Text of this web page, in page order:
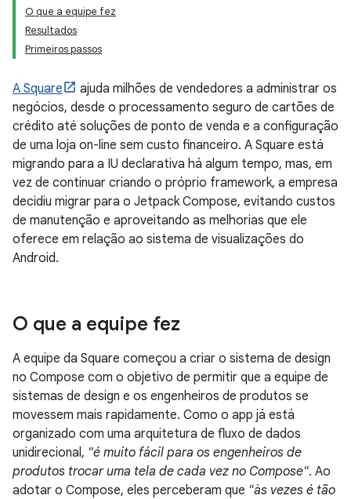
O que a equipe fez
Resultados
Primeiros passos
A Square
ajuda milhões de vendedores a administrar os
negócios, desde o processamento seguro de cartões de
crédito até soluções de ponto de venda e a configuração
de uma loja on-line sem custo financeiro. A Square está
migrando para a IU declarativa há algum tempo, mas, em
vez de continuar criando o próprio framework, a empresa
decidiu migrar para o Jetpack Compose, evitando custos
de manutenção e aproveitando as melhorias que ele
oferece em relação ao sistema de visualizações do
Android.
O que a equipe fez
A equipe da Square começou a criar o sistema de design
no Compose com o objetivo de permitir que a equipe de
sistemas de design e os engenheiros de produtos se
movessem mais rapidamente. Como o app já está
organizado com uma arquitetura de fluxo de dados
unidirecional, "é muito fácil para os engenheiros de
produtos trocar uma tela de cada vez no Compose". Ao
adotar o Compose, eles perceberam que "às vezes é tão